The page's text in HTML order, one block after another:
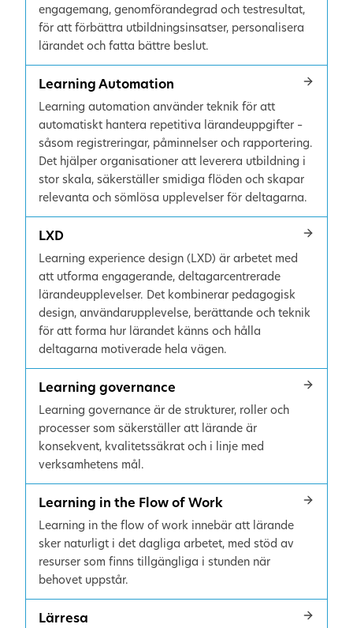
engagemang, genomförandegrad och testresultat,
för att förbättra utbildningsinsatser, personalisera
lärandet och fatta bättre beslut.
Learning Automation
Learning automation använder teknik för att
automatiskt hantera repetitiva lärandeuppgifter –
såsom registreringar, påminnelser och rapportering.
Det hjälper organisationer att leverera utbildning i
stor skala, säkerställer smidiga flöden och skapar
relevanta och sömlösa upplevelser för deltagarna.
LXD
Learning experience design (LXD) är arbetet med
att utforma engagerande, deltagarcentrerade
lärandeupplevelser. Det kombinerar pedagogisk
design, användarupplevelse, berättande och teknik
för att forma hur lärandet känns och hålla
deltagarna motiverade hela vägen.
Learning governance
Learning governance är de strukturer, roller och
processer som säkerställer att lärande är
konsekvent, kvalitetssäkrat och i linje med
verksamhetens mål.
Learning in the Flow of Work
Learning in the flow of work innebär att lärande
sker naturligt i det dagliga arbetet, med stöd av
resurser som finns tillgängliga i stunden när
behovet uppstår.
Lärresa